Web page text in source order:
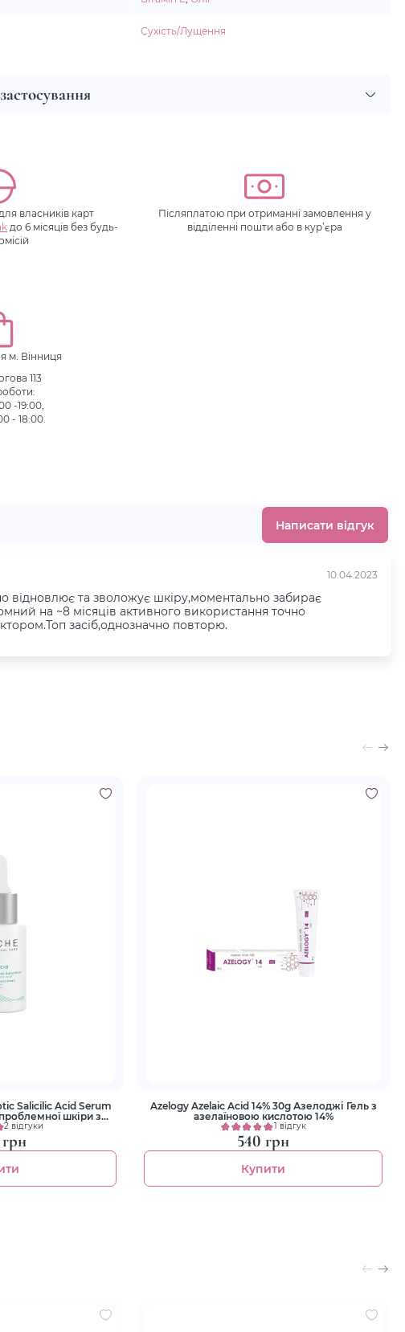
Сухість/Лущення
власників карт
до 6 місяців без будь-
Післяплатою при отриманні замовлення у
відділенні пошти або в кур’єра
м. Вінниця
113
-19:00,
- 18:00.
Написати відгук
10.04.2023
та зволожує шкіру,моментально забирає
на ~8 місяців активного використання точно
засіб,однозначно повторю.
Salicilic Acid Serum
шкіри з
2 відгуки
Azelogy Azelaic Acid 14% 30g Азелоджі Гель з
азелаїновою кислотою 14%
1 відгук
540 грн
Купити